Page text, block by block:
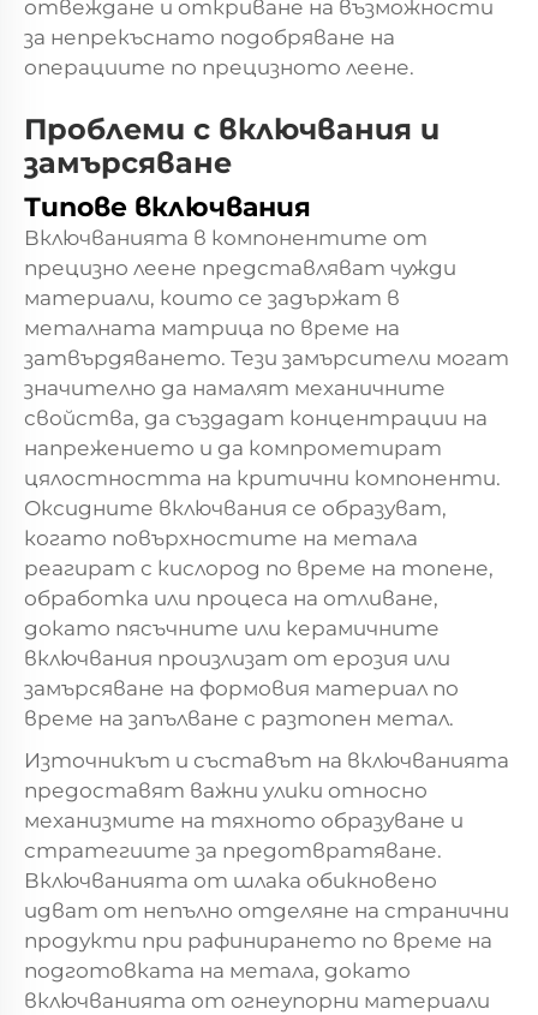
отвеждане и откриване на възможности
за непрекъснато подобряване на
операциите по прецизното леене.
Проблеми с включвания и
замърсяване
Типове включвания
Включванията в компонентите от
прецизно леене представляват чужди
материали, които се задържат в
металната матрица по време на
затвърдяването. Тези замърсители могат
значително да намалят механичните
свойства, да създадат концентрации на
напрежението и да компрометират
цялостността на критични компоненти.
Оксидните включвания се образуват,
когато повърхностите на метала
реагират с кислород по време на топене,
обработка или процеса на отливане,
докато пясъчните или керамичните
включвания произлизат от ерозия или
замърсяване на формовия материал по
време на запълване с разтопен метал.
Източникът и съставът на включванията
предоставят важни улики относно
механизмите на тяхното образуване и
стратегиите за предотвратяване.
Включванията от шлака обикновено
идват от непълно отделяне на странични
продукти при рафинирането по време на
подготовката на метала, докато
включванията от огнеупорни материали